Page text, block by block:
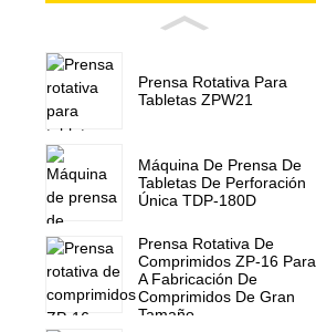
Prensa Rotativa Para
Tabletas ZPW21
Máquina De Prensa De
Tabletas De Perforación
Única TDP-180D
Prensa Rotativa De
Comprimidos ZP-16 Para
A Fabricación De
Comprimidos De Gran
Tamaño